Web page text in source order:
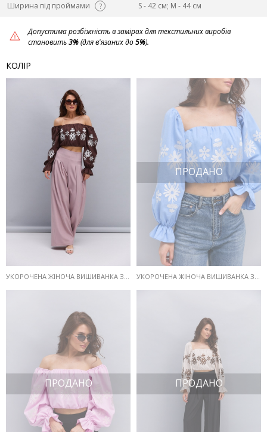
Ширина під проймами
? S - 42 см; M - 44 см
Допустима розбіжність в замірах для текстильних виробів
становить3%(для в'язаних до5%).
КОЛІР
УКОРОЧЕНА ЖІНОЧА ВИШИВАНКА З ВІДКРИТИМИ ПЛЕЧИМА ШОКОЛАДНА З МОЛОЧНИМИ КВІТАМИ
ПРОДАНО
УКОРОЧЕНА ЖІНОЧА ВИШИВАНКА З ВІДКРИТИМИ ПЛЕЧИМА БЛАКИТНА З МОЛОЧНИМИ КВІТАМИ
ПРОДАНО ПРОДАНО